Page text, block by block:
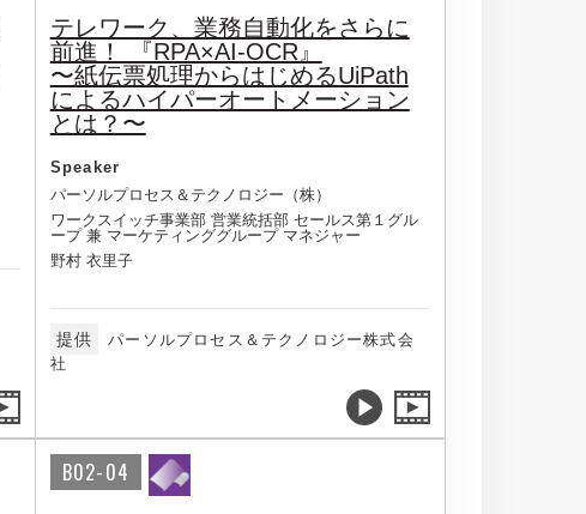
テレワーク、業務自動化をさらに
前進！ 『RPA×AI-OCR』
〜紙伝票処理からはじめるUiPath
によるハイパーオートメーション
とは？〜
Speaker
パーソルプロセス＆テクノロジー（株）
ワークスイッチ事業部 営業統括部 セールス第１グル
ープ 兼 マーケティンググループ マネジャー
野村 衣里子
提供
パーソルプロセス＆テクノロジー株式会
社
B02-04